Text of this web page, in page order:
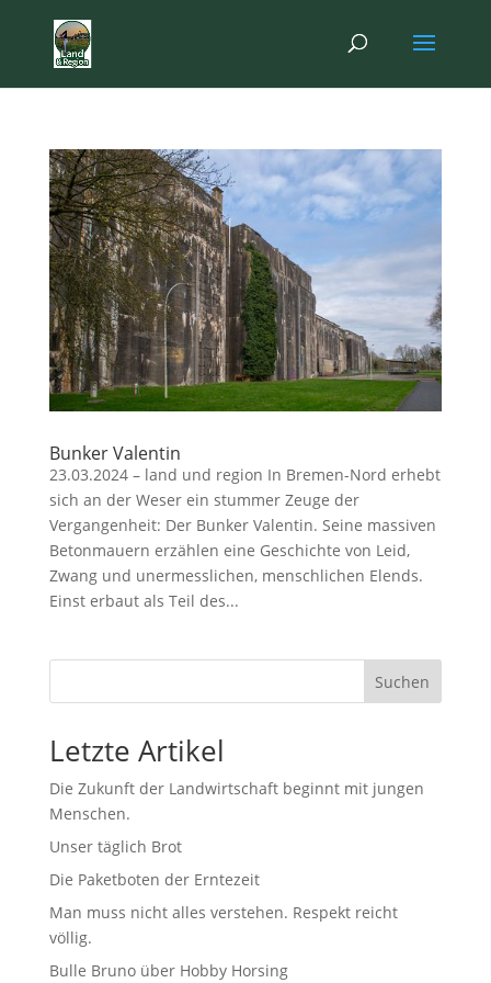
Bunker Valentin
23.03.2024 – land und region In Bremen-Nord erhebt
sich an der Weser ein stummer Zeuge der
Vergangenheit: Der Bunker Valentin. Seine massiven
Betonmauern erzählen eine Geschichte von Leid,
Zwang und unermesslichen, menschlichen Elends.
Einst erbaut als Teil des...
Suchen
Letzte Artikel
Die Zukunft der Landwirtschaft beginnt mit jungen
Menschen.
Unser täglich Brot
Die Paketboten der Erntezeit
Man muss nicht alles verstehen. Respekt reicht
völlig.
Bulle Bruno über Hobby Horsing